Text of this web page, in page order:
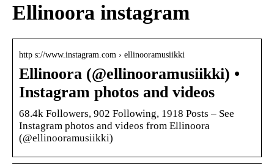
Ellinoora instagram
http s://www.instagram.com › ellinooramusiikki
Ellinoora (@ellinooramusiikki) •
Instagram photos and videos
68.4k Followers, 902 Following, 1918 Posts – See
Instagram photos and videos from Ellinoora
(@ellinooramusiikki)